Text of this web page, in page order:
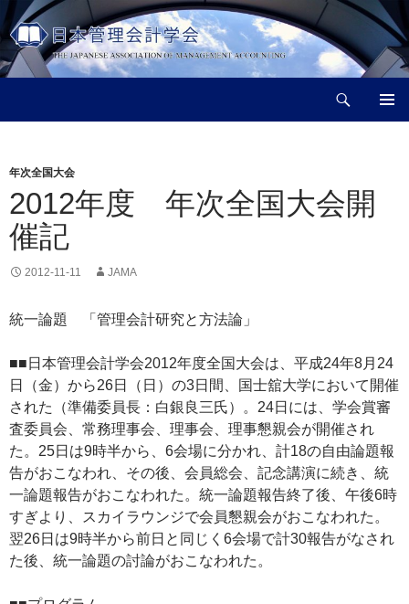
コ
ン
ン
へ
キ
プ
年次全国大会
2012年度 年次全国大会開
催記
2012-11-11 JAMA
統一論題 「管理会計研究と方法論」
■■日本管理会計学会2012年度全国大会は、平成24年8月24
日（金）から26日（日）の3日間、国士舘大学において開催
された（準備委員長：白銀良三氏）。24日には、学会賞審
査委員会、常務理事会、理事会、理事懇親会が開催され
た。25日は9時半から、6会場に分かれ、計18の自由論題報
告がおこなわれ、その後、会員総会、記念講演に続き、統
一論題報告がおこなわれた。統一論題報告終了後、午後6時
すぎより、スカイラウンジで会員懇親会がおこなわれた。
翌26日は9時半から前日と同じく6会場で計30報告がなされ
た後、統一論題の討論がおこなわれた。